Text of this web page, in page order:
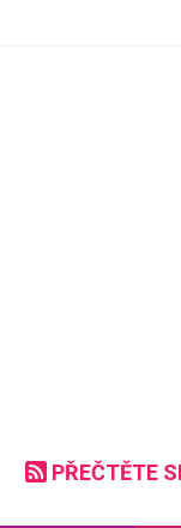
PŘEČTĚTE SI